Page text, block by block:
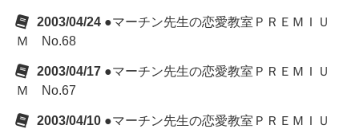
2003/04/24 ●マーチン先生の恋愛教室ＰＲＥＭＩＵ
Ｍ No.68
2003/04/17 ●マーチン先生の恋愛教室ＰＲＥＭＩＵ
Ｍ No.67
2003/04/10 ●マーチン先生の恋愛教室ＰＲＥＭＩＵ